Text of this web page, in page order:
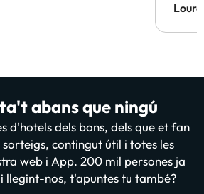
abans que ningú
d'hotels dels bons, dels que et fan
contingut útil i totes les
web i App. 200 mil persones ja
llegint-nos, t'apuntes tu també?